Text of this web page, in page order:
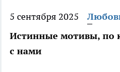
5 сентября 2025
Истинные мотивы, по
с нами